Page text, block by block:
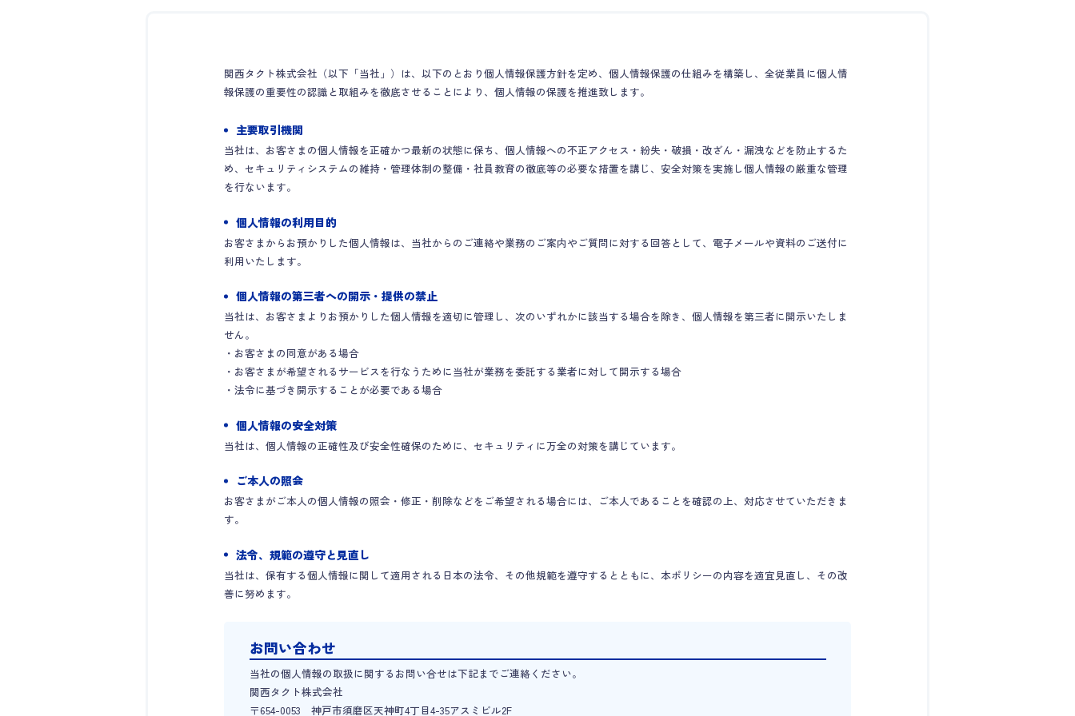
関西タクト株式会社（以下「当社」）は、以下のとおり個人情報保護方針を定め、個人情報保護の仕組みを構築し、全従業員に個人情
報保護の重要性の認識と取組みを徹底させることにより、個人情報の保護を推進致します。
主要取引機関
当社は、お客さまの個人情報を正確かつ最新の状態に保ち、個人情報への不正アクセス・紛失・破損・改ざん・漏洩などを防止するた
め、セキュリティシステムの維持・管理体制の整備・社員教育の徹底等の必要な措置を講じ、安全対策を実施し個人情報の厳重な管理
を行ないます。
個人情報の利用目的
お客さまからお預かりした個人情報は、当社からのご連絡や業務のご案内やご質問に対する回答として、電子メールや資料のご送付に
利用いたします。
個人情報の第三者への開示・提供の禁止
当社は、お客さまよりお預かりした個人情報を適切に管理し、次のいずれかに該当する場合を除き、個人情報を第三者に開示いたしま
せん。
・お客さまの同意がある場合
・お客さまが希望されるサービスを行なうために当社が業務を委託する業者に対して開示する場合
・法令に基づき開示することが必要である場合
個人情報の安全対策
当社は、個人情報の正確性及び安全性確保のために、セキュリティに万全の対策を講じています。
ご本人の照会
お客さまがご本人の個人情報の照会・修正・削除などをご希望される場合には、ご本人であることを確認の上、対応させていただきま
す。
法令、規範の遵守と見直し
当社は、保有する個人情報に関して適用される日本の法令、その他規範を遵守するとともに、本ポリシーの内容を適宜見直し、その改
善に努めます。
お問い合わせ
当社の個人情報の取扱に関するお問い合せは下記までご連絡ください。
関西タクト株式会社
〒654-0053 神戸市須磨区天神町4丁目4-35アスミビル2F